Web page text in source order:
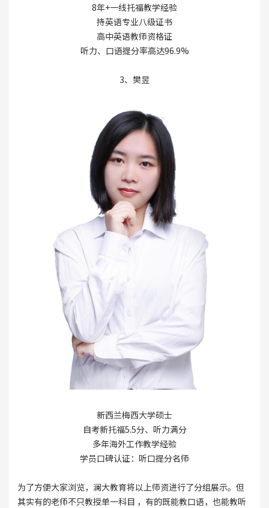
8年+一线托福教学经验
持英语专业八级证书
高中英语教师资格证
听力、口语提分率高达96.9%
3、樊昱
新西兰梅西大学硕士
自考新托福5.5分、听力满分
多年海外工作教学经验
学员口碑认证：听口提分名师
为了方便大家浏览，澜大教育将以上师资进行了分组展示。但
其实有的老师不只教授单一科目 ，有的既能教口语，也能教听